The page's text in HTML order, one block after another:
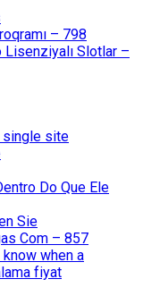
– 798
Lisenziyalı Slotlar –
single site
Do Que Ele
Sie
Com – 857
when a
fiyat